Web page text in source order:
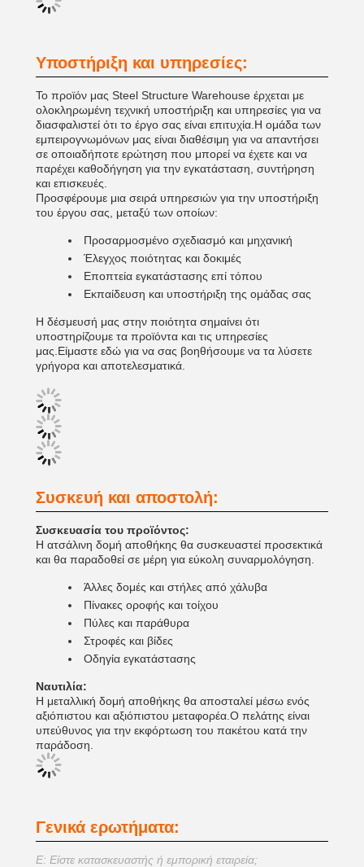
Υποστήριξη και υπηρεσίες:
Το προϊόν μας Steel Structure Warehouse έρχεται με
ολοκληρωμένη τεχνική υποστήριξη και υπηρεσίες για να
διασφαλιστεί ότι το έργο σας είναι επιτυχία.Η ομάδα των
εμπειρογνωμόνων μας είναι διαθέσιμη για να απαντήσει
σε οποιαδήποτε ερώτηση που μπορεί να έχετε και να
παρέχει καθοδήγηση για την εγκατάσταση, συντήρηση
και επισκευές.
Προσφέρουμε μια σειρά υπηρεσιών για την υποστήριξη
του έργου σας, μεταξύ των οποίων:
Προσαρμοσμένο σχεδιασμό και μηχανική
Έλεγχος ποιότητας και δοκιμές
Εποπτεία εγκατάστασης επί τόπου
Εκπαίδευση και υποστήριξη της ομάδας σας
Η δέσμευσή μας στην ποιότητα σημαίνει ότι
υποστηρίζουμε τα προϊόντα και τις υπηρεσίες
μας.Είμαστε εδώ για να σας βοηθήσουμε να τα λύσετε
γρήγορα και αποτελεσματικά.
Συσκευή και αποστολή:
Συσκευασία του προϊόντος:
Η ατσάλινη δομή αποθήκης θα συσκευαστεί προσεκτικά
και θα παραδοθεί σε μέρη για εύκολη συναρμολόγηση.
Άλλες δομές και στήλες από χάλυβα
Πίνακες οροφής και τοίχου
Πύλες και παράθυρα
Στροφές και βίδες
Οδηγία εγκατάστασης
Ναυτιλία:
Η μεταλλική δομή αποθήκης θα αποσταλεί μέσω ενός
αξιόπιστου και αξιόπιστου μεταφορέα.Ο πελάτης είναι
υπεύθυνος για την εκφόρτωση του πακέτου κατά την
παράδοση.
Γενικά ερωτήματα:
Ε: Είστε κατασκευαστής ή εμπορική εταιρεία;